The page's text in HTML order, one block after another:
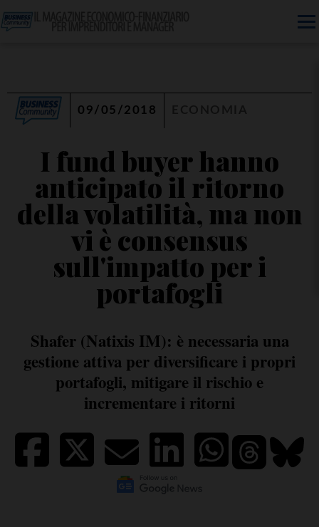
09/05/2018
I fund buyer hanno
anticipato il ritorno
della volatilità, ma non
vi è consensus
sull'impatto per i
portafogli
Shafer (Natixis IM): è necessaria una
gestione attiva per diversificare i propri
portafogli, mitigare il rischio e
incrementare i ritorni